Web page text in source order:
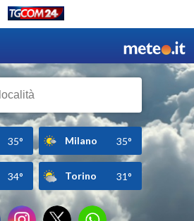
35° Milano 35°
34° Torino 31°